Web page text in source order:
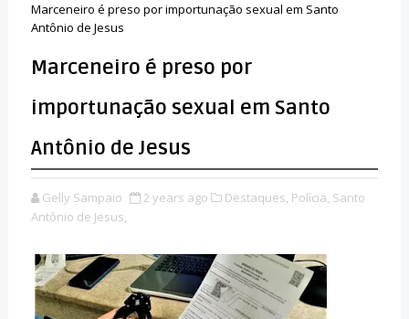
Marceneiro é preso por importunação sexual em Santo
Antônio de Jesus
Marceneiro é preso por
importunação sexual em Santo
Antônio de Jesus
Gelly Sampaio 2 years ago Destaques, Polícia, Santo
Antônio de Jesus,